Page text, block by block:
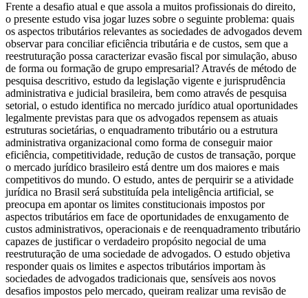
Frente a desafio atual e que assola a muitos profissionais do direito,
o presente estudo visa jogar luzes sobre o seguinte problema: quais
os aspectos tributários relevantes as sociedades de advogados devem
observar para conciliar eficiência tributária e de custos, sem que a
reestruturação possa caracterizar evasão fiscal por simulação, abuso
de forma ou formação de grupo empresarial? Através de método de
pesquisa descritivo, estudo da legislação vigente e jurisprudência
administrativa e judicial brasileira, bem como através de pesquisa
setorial, o estudo identifica no mercado jurídico atual oportunidades
legalmente previstas para que os advogados repensem as atuais
estruturas societárias, o enquadramento tributário ou a estrutura
administrativa organizacional como forma de conseguir maior
eficiência, competitividade, redução de custos de transação, porque
o mercado jurídico brasileiro está dentre um dos maiores e mais
competitivos do mundo. O estudo, antes de perquirir se a atividade
jurídica no Brasil será substituída pela inteligência artificial, se
preocupa em apontar os limites constitucionais impostos por
aspectos tributários em face de oportunidades de enxugamento de
custos administrativos, operacionais e de reenquadramento tributário
capazes de justificar o verdadeiro propósito negocial de uma
reestruturação de uma sociedade de advogados. O estudo objetiva
responder quais os limites e aspectos tributários importam às
sociedades de advogados tradicionais que, sensíveis aos novos
desafios impostos pelo mercado, queiram realizar uma revisão de